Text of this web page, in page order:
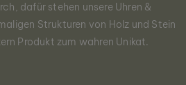
dafür stehen unsere Uhren &
Strukturen von Holz und Stein
Produkt zum wahren Unikat.